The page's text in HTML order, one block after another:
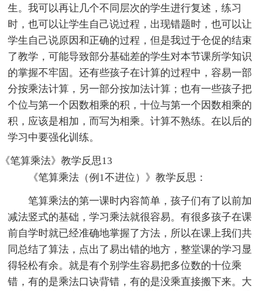
生。我可以再让几个不同层次的学生进行复述，练习
时，也可以让学生自己说过程，出现错题时，也可以让
学生自己说原因和正确的过程，但是我过于仓促的结束
了教学，可能导致部分基础差的学生对本节课所学知识
的掌握不牢固。还有些孩子在计算的过程中，容易一部
分按乘法计算，另一部分按加法计算；也有一些孩子把
个位与第一个因数相乘的积，十位与第一个因数相乘的
积，应该是相加，而写为相乘。计算不熟练。在以后的
学习中要强化训练。
《笔算乘法》教学反思13
《笔算乘法（例1不进位）》教学反思：
笔算乘法的第一课时内容简单，孩子们有了以前加
减法竖式的基础，学习乘法就很容易。有很多孩子在课
前自学时就已经准确地掌握了方法，所以在课上我们共
同总结了算法，点出了易出错的地方，整堂课的学习显
得轻松有余。就是有个别学生容易把多位数的十位乘
错，有的是乘法口诀背错，有的是没乘直接搬下来。大